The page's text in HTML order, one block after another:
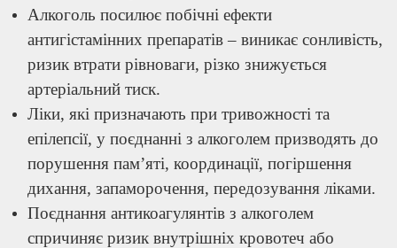
Алкоголь посилює побічні ефекти
антигістамінних препаратів – виникає сонливість,
ризик втрати рівноваги, різко знижується
артеріальний тиск.
Ліки, які призначають при тривожності та
епілепсії, у поєднанні з алкоголем призводять до
порушення пам’яті, координації, погіршення
дихання, запаморочення, передозування ліками.
Поєднання антикоагулянтів з алкоголем
спричиняє ризик внутрішніх кровотеч або